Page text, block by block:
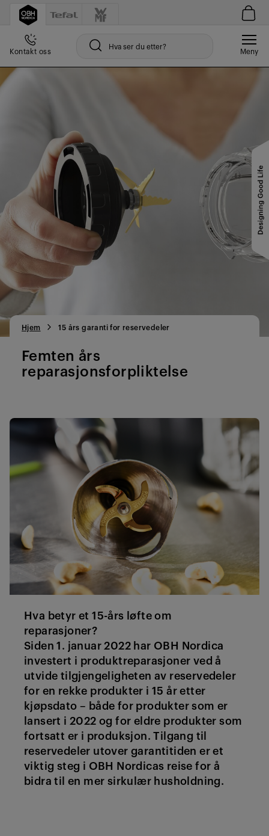
Kontakt oss Meny
Hjem 15 års garanti for reservedeler
Femten års
reparasjonsforpliktelse
Hva betyr et 15-års løfte om
reparasjoner?
Siden 1. januar 2022 har OBH Nordica
investert i produktreparasjoner ved å
utvide tilgjengeligheten av reservedeler
for en rekke produkter i 15 år etter
kjøpsdato – både for produkter som er
lansert i 2022 og for eldre produkter som
fortsatt er i produksjon. Tilgang til
reservedeler utover garantitiden er et
viktig steg i OBH Nordicas reise for å
bidra til en mer sirkulær husholdning.